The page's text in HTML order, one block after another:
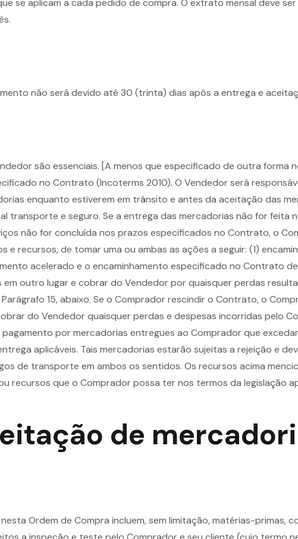
se aplicam a cada pedido de compra. O extrato mensal deve
não será devido até 30 (trinta) dias após a entrega e
são essenciais. [A menos que especificado de outra forma
no Contrato (Incoterms 2010). O Vendedor será
enquanto estiverem em trânsito e antes da aceitação das
transporte e seguro. Se a entrega das mercadorias não for feita
não for concluída nos prazos especificados no Contrato, o
e recursos, de tomar uma ou ambas as ações a seguir: (1)
acelerado e o encaminhamento especificado no Contrato
outro lugar e cobrar do Vendedor por quaisquer perdas
15, abaixo. Se o Comprador rescindir o Contrato, o
do Vendedor quaisquer perdas e despesas incorridas pelo
por mercadorias entregues ao Comprador que
aplicáveis. Tais mercadorias estarão sujeitas a rejeição e
de transporte em ambos os sentidos. Os recursos acima
recursos que o Comprador possa ter nos termos da legislação
de
Ordem de Compra incluem, sem limitação, matérias-primas,